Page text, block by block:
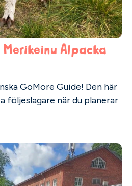
Alpacka
GoMore Guide! Den här
följeslagare när du planerar